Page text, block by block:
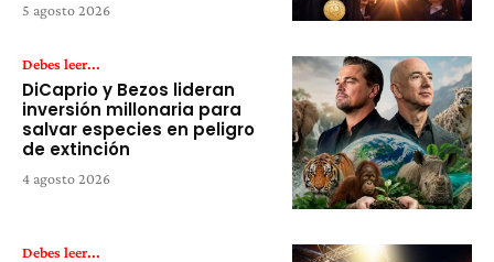
5 agosto 2026
Debes leer...
DiCaprio y Bezos lideran
inversión millonaria para
salvar especies en peligro
de extinción
4 agosto 2026
Debes leer...